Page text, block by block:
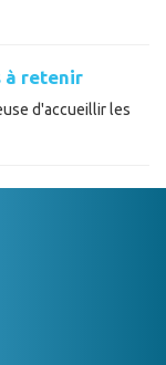
à retenir
d'accueillir les